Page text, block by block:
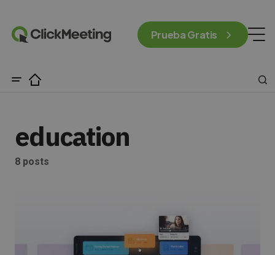
Prueba Gratis
education
8 posts